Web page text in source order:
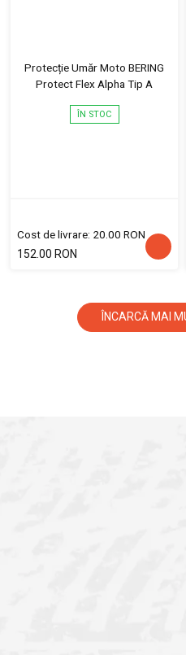
Protecție Umăr Moto BERING
Protect Flex Alpha Tip A
ÎN STOC
Cost de livrare: 20.00 RON
152.00 RON
ÎNCARCĂ MAI